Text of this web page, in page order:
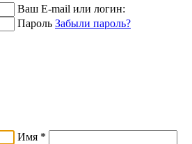
Ваш E-mail или логин:
Пароль Забыли пароль?
Имя *